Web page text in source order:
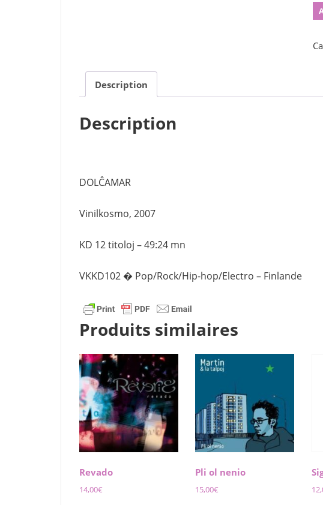
Description
Description
DOLĈAMAR
Vinilkosmo, 2007
KD 12 titoloj – 49:24 mn
VKKD102 � Pop/Rock/Hip-hop/Electro – Finlande
Produits similaires
Revado
14,00€
Pli ol nenio
15,00€